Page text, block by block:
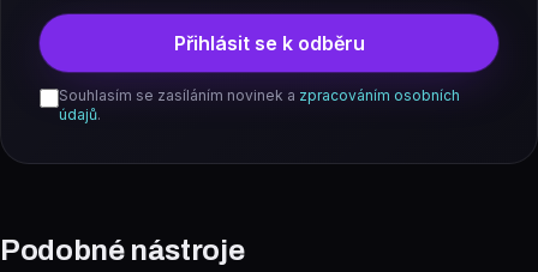
Přihlásit se k odběru
Souhlasím se zasíláním novinek a zpracováním osobních
údajů.
Podobné nástroje